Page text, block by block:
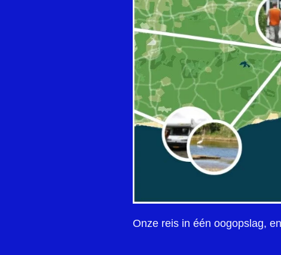
Onze reis in één oogopslag,